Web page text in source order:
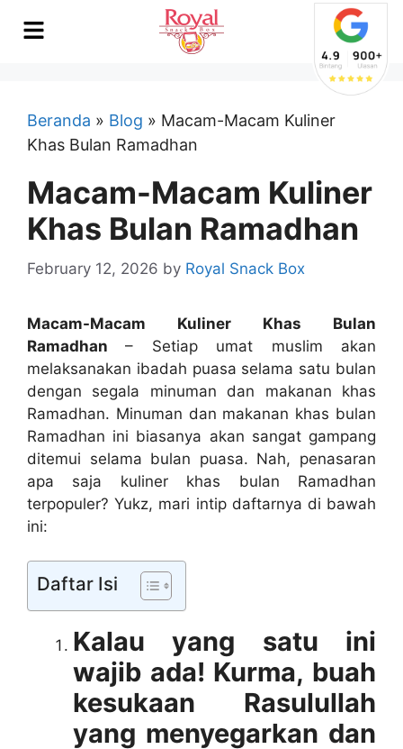
Beranda » Blog » Macam-Macam Kuliner
Khas Bulan Ramadhan
Macam-Macam Kuliner
Khas Bulan Ramadhan
February 12, 2026 by Royal Snack Box
Macam-Macam Kuliner Khas Bulan
Ramadhan– Setiap umat muslim akan
melaksanakan ibadah puasa selama satu bulan
dengan segala minuman dan makanan khas
Ramadhan. Minuman dan makanan khas bulan
Ramadhan ini biasanya akan sangat gampang
ditemui selama bulan puasa. Nah, penasaran
apa saja kuliner khas bulan Ramadhan
terpopuler? Yukz, mari intip daftarnya di bawah
ini:
Daftar Isi
Kalau yang satu ini
wajib ada! Kurma, buah
kesukaan Rasulullah
yang menyegarkan dan